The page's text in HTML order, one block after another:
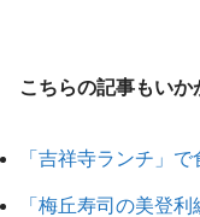
こちらの記事もいか
「吉祥寺ランチ」
「梅丘寿司の美登